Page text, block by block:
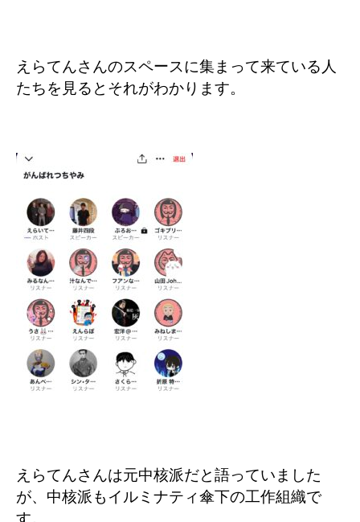
えらてんさんのスペースに集まって来ている人
たちを見るとそれがわかります。
えらてんさんは元中核派だと語っていました
が、中核派もイルミナティ傘下の工作組織で
す。